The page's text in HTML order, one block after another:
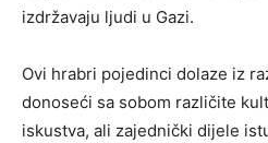
izdržavaju ljudi u Gazi.
Ovi hrabri pojedinci dolaze iz
donoseći sa sobom različite
iskustva, ali zajednički dijele